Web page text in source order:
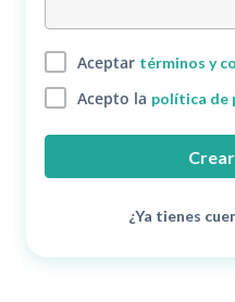
Aceptar términos y
Acepto la política de
¿Ya tienes